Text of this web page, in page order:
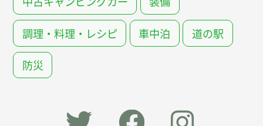
調理・料理・レシピ 車中泊 道の駅
防災